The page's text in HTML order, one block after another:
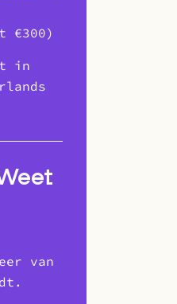
€300)
in
van